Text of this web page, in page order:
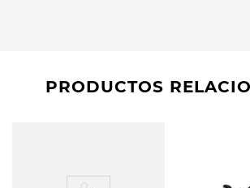
PRODUCTOS